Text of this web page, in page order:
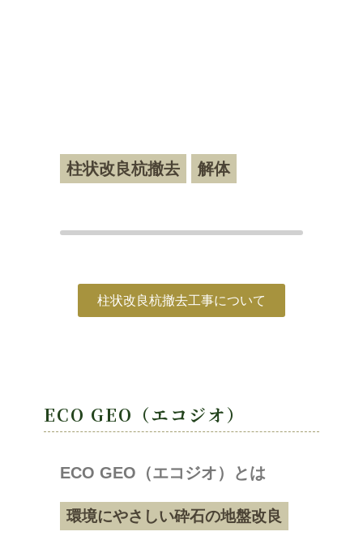
柱状改良杭撤去 解体
柱状改良杭撤去工事について
ECO GEO（エコジオ）
ECO GEO（エコジオ）とは
環境にやさしい砕石の地盤改良